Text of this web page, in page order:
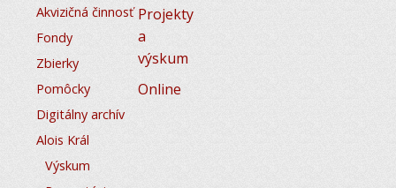
Akvizičná činnosť
Fondy
Zbierky
Pomôcky
Digitálny archív
Projekty
a
výskum
Alois Král
Výskum
Online